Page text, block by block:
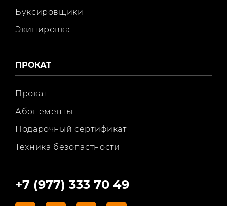
Буксировщики
Экипировка
ПРОКАТ
Прокат
Абонементы
Подарочный сертификат
Техника безопастности
+7 (977) 333 70 49